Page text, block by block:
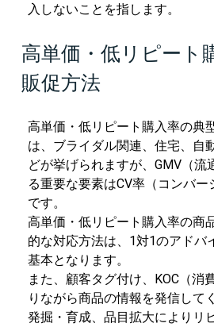
入しないことを指します。
高単価・低リピート
販促方法
高単価・低リピート購入率の典
は、ブライダル関連、住宅、自
どが挙げられますが、GMV（流
る重要な要素はCV率（コンバ
です。
高単価・低リピート購入率の商
的な対応方法は、1対1のアドバ
基本となります。
また、顧客タグ付け、KOC（消
りながら商品の情報を発信して
発掘・育成、品目拡大によりリ